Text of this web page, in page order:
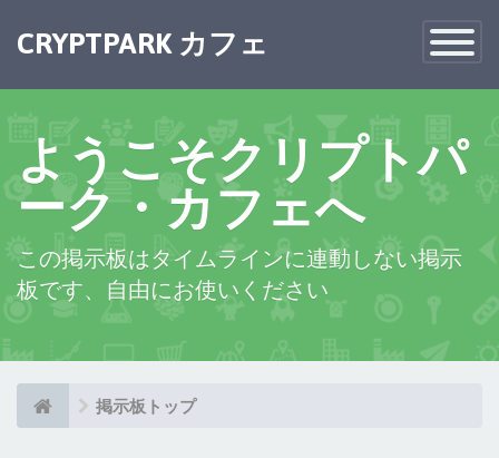
Toggle
CRYPTPARK カフェ ×
ようこそクリプトパ
ーク・カフェへ
この掲示板はタイムラインに連動しない掲示
板です、自由にお使いください
掲示板トップ